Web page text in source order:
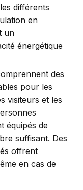
différents
en
un
énergétique
des
pour les
visiteurs et les
équipés de
suffisant. Des
offrent
en cas de